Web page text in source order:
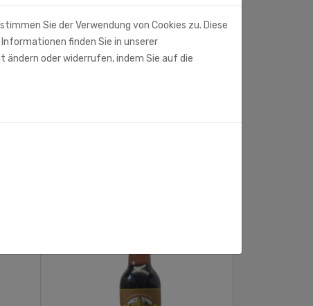
Sie der Verwendung von Cookies zu. Diese
finden Sie in unserer
ändern oder widerrufen, indem Sie auf die